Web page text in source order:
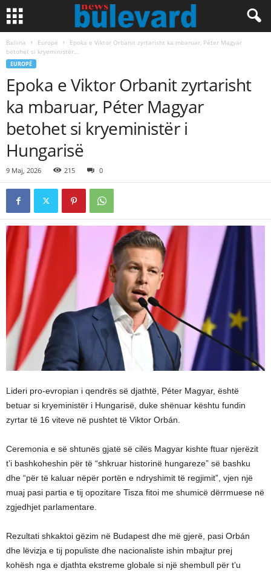
Ballina Europë
Epoka e Viktor Orbanit zyrtarisht ka mbaruar, Péter Magyar
betohet si kryeministër...
EUROPË
Epoka e Viktor Orbanit zyrtarisht
ka mbaruar, Péter Magyar
betohet si kryeministër i
Hungarisë
9 Maj, 2026 215 0
Lideri pro-evropian i qendrës së djathtë, Péter Magyar, është
betuar si kryeministër i Hungarisë, duke shënuar kështu fundin
zyrtar të 16 viteve në pushtet të Viktor Orbán.
Ceremonia e së shtunës gjatë së cilës Magyar kishte ftuar njerëzit
t’i bashkoheshin për të “shkruar historinë hungareze” së bashku
dhe “për të kaluar nëpër portën e ndryshimit të regjimit”, vjen një
muaj pasi partia e tij opozitare Tisza fitoi me shumicë dërrmuese në
zgjedhjet parlamentare.
Rezultati shkaktoi gëzim në Budapest dhe më gjerë, pasi Orbán
dhe lëvizja e tij populiste dhe nacionaliste ishin mbajtur prej
kohësh nga e djathta ekstreme globale si një shembull për t’u